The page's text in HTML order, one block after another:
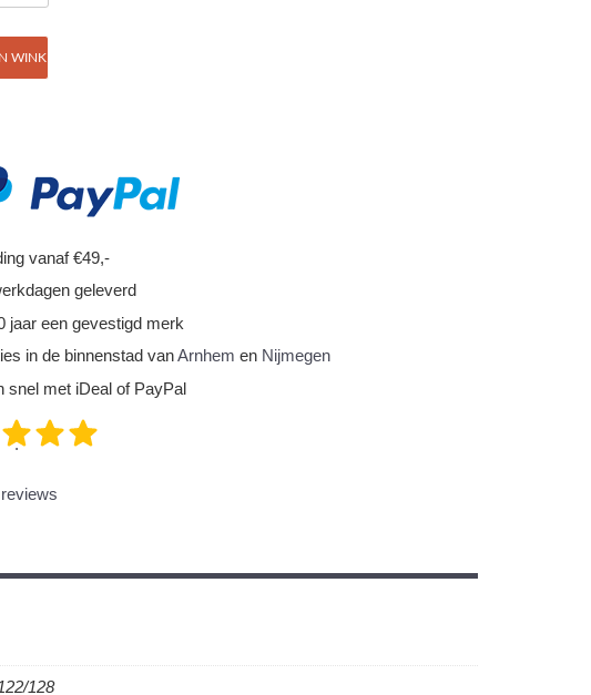
WINKELWAGEN
vanaf €49,-
geleverd
jaar een gevestigd merk
in de binnenstad vanArnhem en Nijmegen
snel met iDeal of PayPal
.
128